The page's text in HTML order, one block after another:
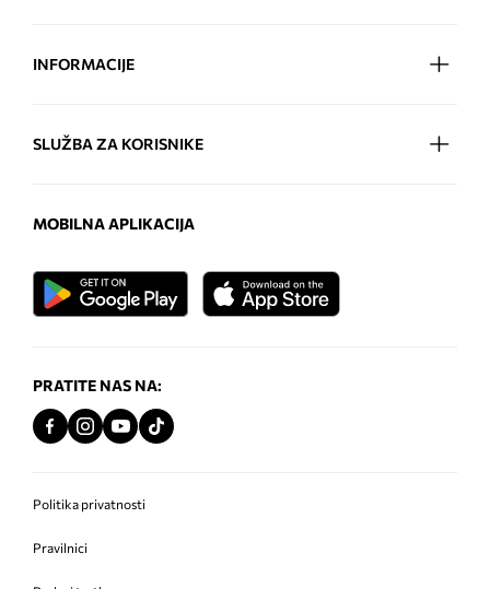
INFORMACIJE
SLUŽBA ZA KORISNIKE
MOBILNA APLIKACIJA
PRATITE NAS NA:
Politika privatnosti
Pravilnici